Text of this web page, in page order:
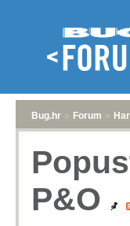
Bug.hr » Forum »
P&O